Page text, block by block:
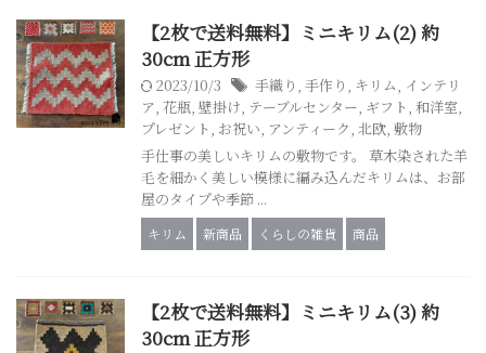
【2枚で送料無料】ミニキリム(2) 約
30cm 正方形
2023/10/3 手織り , 手作り , キリム, インテリ
ア, 花瓶, 壁掛け, テーブルセンター, ギフト, 和洋室,
プレゼント, お祝い, アンティーク, 北欧, 敷物
手仕事の美しいキリムの敷物です。 草木染された羊
毛を細かく美しい模様に編み込んだキリムは、お部
屋のタイプや季節 ...
キリム 新商品 くらしの雑貨 商品
【2枚で送料無料】ミニキリム(3) 約
30cm 正方形